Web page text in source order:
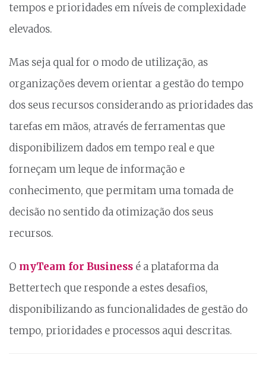
tempos e prioridades em níveis de complexidade
elevados.
Mas seja qual for o modo de utilização, as
organizações devem orientar a gestão do tempo
dos seus recursos considerando as prioridades das
tarefas em mãos, através de ferramentas que
disponibilizem dados em tempo real e que
forneçam um leque de informação e
conhecimento, que permitam uma tomada de
decisão no sentido da otimização dos seus
recursos.
O myTeam for Business é a plataforma da
Bettertech que responde a estes desafios,
disponibilizando as funcionalidades de gestão do
tempo, prioridades e processos aqui descritas.